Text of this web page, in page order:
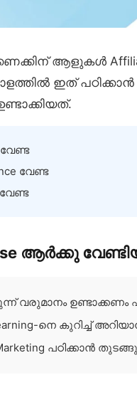
ആളുകൾ
ഇത്
വേണ്ട
ആർക്കു
വരുമാനം
നെ കുറിച്ച്
പഠിക്കാൻ